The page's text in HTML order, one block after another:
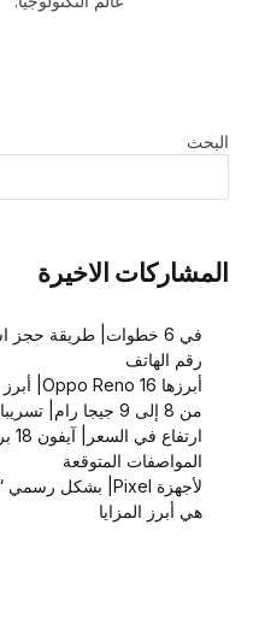
البحث
المشاركات الاخيرة
في 6 خطوات| طريقة
رقم الهاتف
أبرزها Oppo Reno 16| أبرز الهواتف المرتقبة في يوليو 2026
من 8 إلى 9 جيجا رام| تسريبات آيفون 18 الأساسي
المواصفات المتوقعة
هي أبرز المزايا